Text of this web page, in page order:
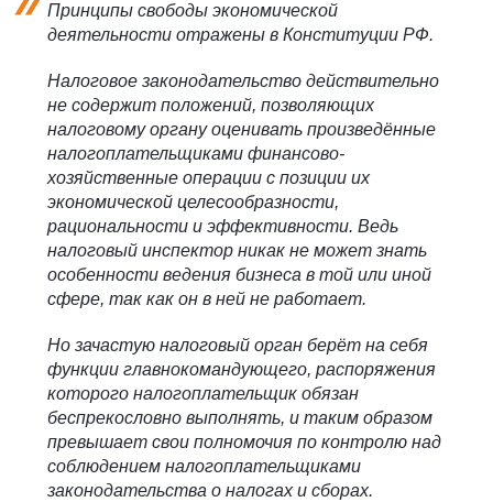
Принципы свободы экономической
деятельности отражены в Конституции РФ.
Налоговое законодательство действительно
не содержит положений, позволяющих
налоговому органу оценивать произведённые
налогоплательщиками финансово-
хозяйственные операции с позиции их
экономической целесообразности,
рациональности и эффективности. Ведь
налоговый инспектор никак не может знать
особенности ведения бизнеса в той или иной
сфере, так как он в ней не работает.
Но зачастую налоговый орган берёт на себя
функции главнокомандующего, распоряжения
которого налогоплательщик обязан
беспрекословно выполнять, и таким образом
превышает свои полномочия по контролю над
соблюдением налогоплательщиками
законодательства о налогах и сборах.